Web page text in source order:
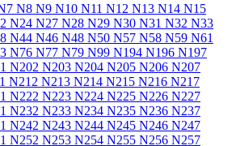
N8 N9 N10 N11 N12 N13 N14 N15
N24 N27 N28 N29 N30 N31 N32 N33
N44 N46 N48 N50 N57 N58 N59 N61
N76 N77 N79 N99 N194 N196 N197
N202 N203 N204 N205 N206 N207
N212 N213 N214 N215 N216 N217
N222 N223 N224 N225 N226 N227
N232 N233 N234 N235 N236 N237
N242 N243 N244 N245 N246 N247
N252 N253 N254 N255 N256 N257